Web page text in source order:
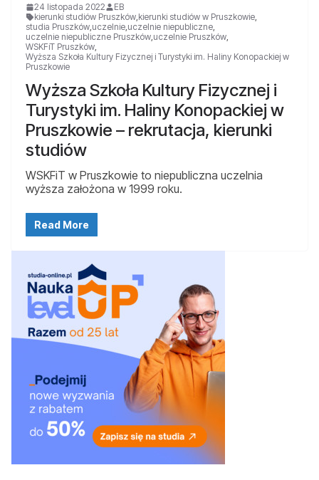
24 listopada 2022
EB
kierunki studiów Pruszków,kierunki studiów w Pruszkowie,
studia Pruszków,uczelnie,uczelnie niepubliczne,
uczelnie niepubliczne Pruszków,uczelnie Pruszków,
WSKFiT Pruszków,
Wyższa Szkoła Kultury Fizycznej i Turystyki im. Haliny Konopackiej w
Pruszkowie
Wyższa Szkoła Kultury Fizycznej i
Turystyki im. Haliny Konopackiej w
Pruszkowie – rekrutacja, kierunki
studiów
WSKFiT w Pruszkowie to niepubliczna uczelnia
wyższa założona w 1999 roku.
Read More